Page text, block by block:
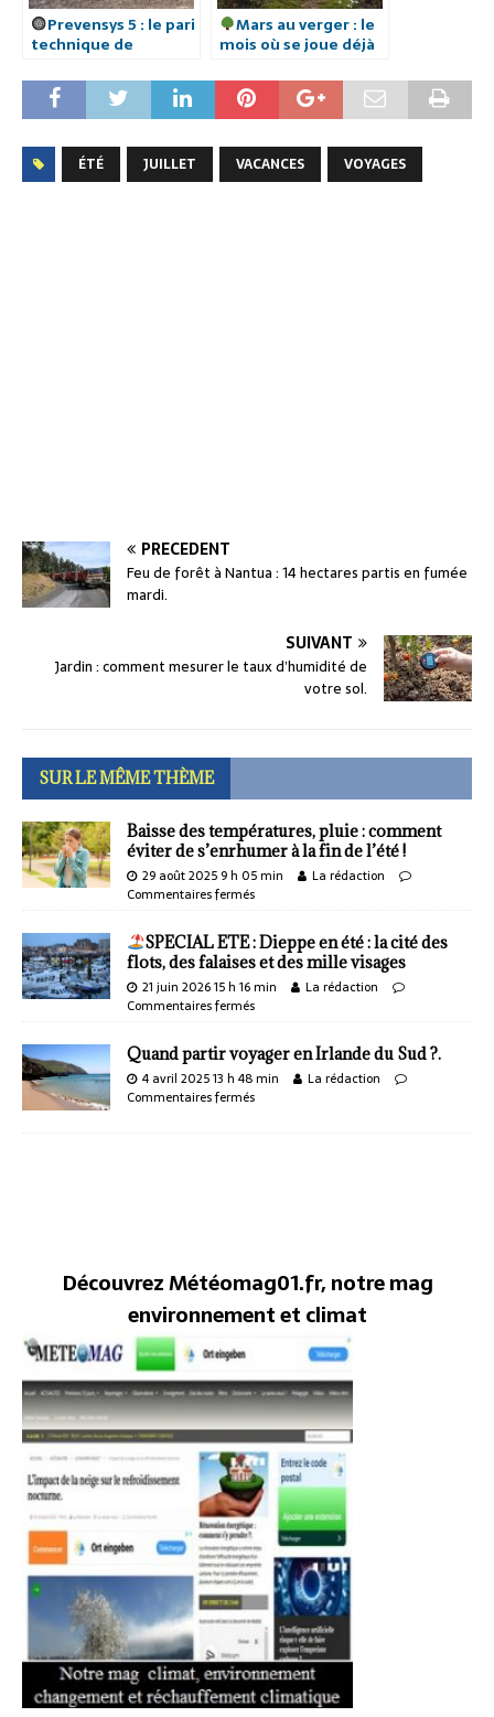
Prevensys 5 : le pari
technique de
pneu été durable, sûr
et pensé pour les
voitures modernes
Mars au verger : le
mois où se joue déjà
ÉTÉ JUILLET VACANCES VOYAGES
PRÉCÉDENT
Feu de forêt à Nantua : 14 hectares partis en fumée
mardi.
SUIVANT
Jardin : comment mesurer le taux d’humidité de
votre sol.
SUR LE MÊME THÈME
Baisse des températures, pluie : comment
éviter de s’enrhumer à la fin de l’été !
29 août 2025 9 h 05 min
La rédaction
Commentaires fermés
SPECIAL ETE : Dieppe en été : la cité des
flots, des falaises et des mille visages
21 juin 2026 15 h 16 min
La rédaction
Commentaires fermés
Quand partir voyager en Irlande du Sud ?.
4 avril 2025 13 h 48 min
La rédaction
Commentaires fermés
Découvrez Météomag01.fr, notre mag
environnement et climat